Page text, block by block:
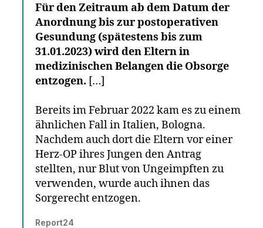
Für den Zeitraum ab dem Datum der
Anordnung bis zur postoperativen
Gesundung (spätestens bis zum
31.01.2023) wird den Eltern in
medizinischen Belangen die Obsorge
entzogen. […]
Bereits im Februar 2022 kam es zu einem
ähnlichen Fall in Italien, Bologna.
Nachdem auch dort die Eltern vor einer
Herz-OP ihres Jungen den Antrag
stellten, nur Blut von Ungeimpften zu
verwenden, wurde auch ihnen das
Sorgerecht entzogen.
Report24